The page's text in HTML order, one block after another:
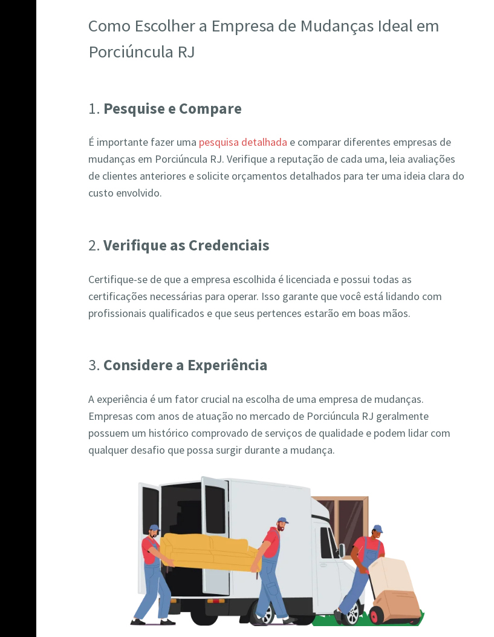
Como Escolher a Empresa de Mudanças Ideal em
Porciúncula RJ
1. Pesquise e Compare
É importante fazer uma pesquisa detalhada e comparar diferentes empresas de
mudanças em Porciúncula RJ. Verifique a reputação de cada uma, leia avaliações
de clientes anteriores e solicite orçamentos detalhados para ter uma ideia clara do
custo envolvido.
2.Verifique as Credenciais
Certifique-se de que a empresa escolhida é licenciada e possui todas as
certificações necessárias para operar. Isso garante que você está lidando com
profissionais qualificados e que seus pertences estarão em boas mãos.
3. Considere a Experiência
A experiência é um fator crucial na escolha de uma empresa de mudanças.
Empresas com anos de atuação no mercado de Porciúncula RJ geralmente
possuem um histórico comprovado de serviços de qualidade e podem lidar com
qualquer desafio que possa surgir durante a mudança.